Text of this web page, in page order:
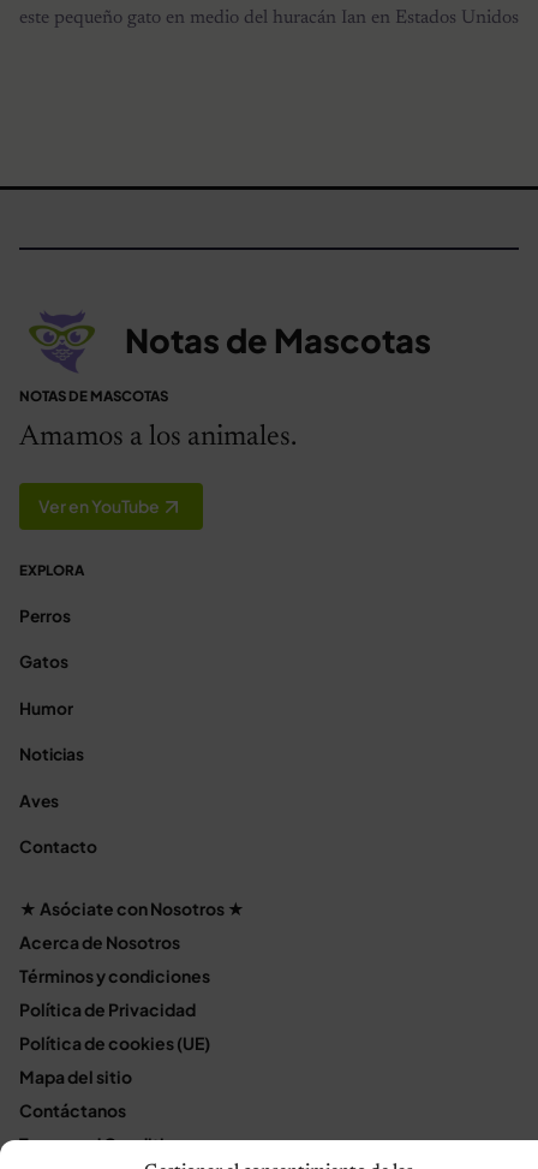
este pequeño gato en medio del huracán Ian en Estados Unidos
Notas de Mascotas
NOTAS DE MASCOTAS
Amamos a los animales.
Ver en YouTube
EXPLORA
Perros
Gatos
Humor
Noticias
Aves
Contacto
★ Asóciate con Nosotros ★
Acerca de Nosotros
Términos y condiciones
Política de Privacidad
Política de cookies (UE)
Mapa del sitio
Contáctanos
Terms and Conditions